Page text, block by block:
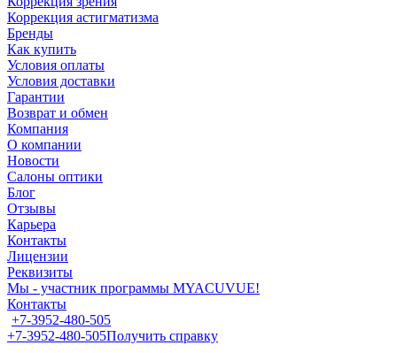
Коррекция астигматизма
Бренды
Как купить
Условия оплаты
Условия доставки
Гарантии
Возврат и обмен
Компания
О компании
Новости
Салоны оптики
Блог
Отзывы
Карьера
Контакты
Лицензии
Реквизиты
Мы - участник программы MYACUVUE!
Контакты
+7-3952-480-505
+7-3952-480-505Получить справку